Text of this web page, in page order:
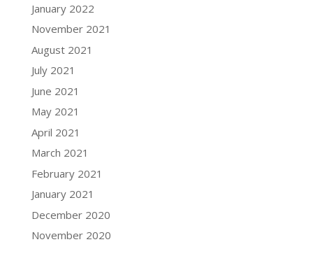
January 2022
November 2021
August 2021
July 2021
June 2021
May 2021
April 2021
March 2021
February 2021
January 2021
December 2020
November 2020